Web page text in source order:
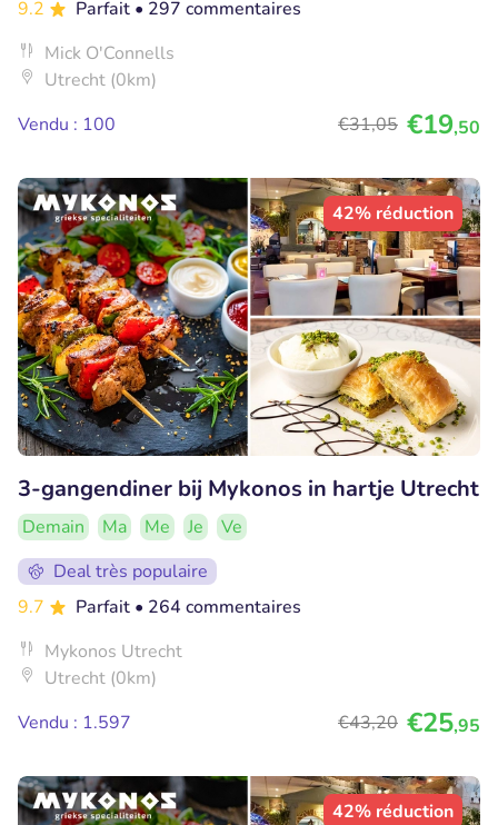
9.2 Parfait • 297 commentaires
Mick O'Connells
Utrecht (0km)
Vendu : 100
€31,05 €19,50
42% réduction
3-gangendiner bij Mykonos in hartje Utrecht
Demain Ma Me Je
Ve
Deal très populaire
9.7
Parfait • 264 commentaires
Mykonos Utrecht
Utrecht (0km)
Vendu : 1.597
€43,20 €25,95
42% réduction